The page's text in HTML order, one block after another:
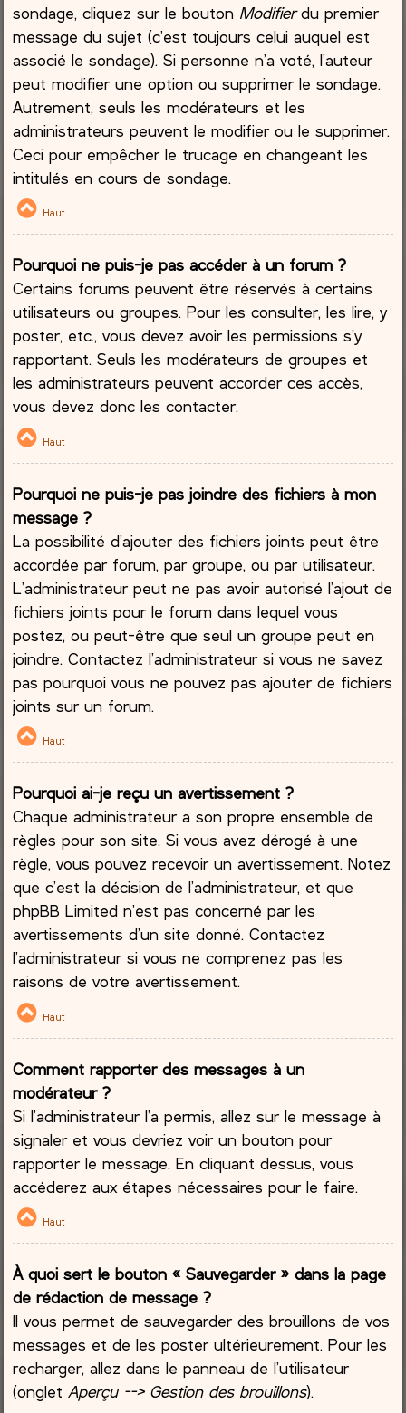
sondage, cliquez sur le bouton Modifierdu premier
message du sujet (c’est toujours celui auquel est
associé le sondage). Si personne n’a voté, l’auteur
peut modifier une option ou supprimer le sondage.
Autrement, seuls les modérateurs et les
administrateurs peuvent le modifier ou le supprimer.
Ceci pour empêcher le trucage en changeant les
intitulés en cours de sondage.
Haut
Pourquoi ne puis-je pas accéder à un forum ?
Certains forums peuvent être réservés à certains
utilisateurs ou groupes. Pour les consulter, les lire, y
poster, etc., vous devez avoir les permissions s’y
rapportant. Seuls les modérateurs de groupes et
les administrateurs peuvent accorder ces accès,
vous devez donc les contacter.
Haut
Pourquoi ne puis-je pas joindre des fichiers à mon
message ?
La possibilité d’ajouter des fichiers joints peut être
accordée par forum, par groupe, ou par utilisateur.
L’administrateur peut ne pas avoir autorisé l’ajout de
fichiers joints pour le forum dans lequel vous
postez, ou peut-être que seul un groupe peut en
joindre. Contactez l’administrateur si vous ne savez
pas pourquoi vous ne pouvez pas ajouter de fichiers
joints sur un forum.
Haut
Pourquoi ai-je reçu un avertissement ?
Chaque administrateur a son propre ensemble de
règles pour son site. Si vous avez dérogé à une
règle, vous pouvez recevoir un avertissement. Notez
que c’est la décision de l’administrateur, et que
phpBB Limited n’est pas concerné par les
avertissements d’un site donné. Contactez
l’administrateur si vous ne comprenez pas les
raisons de votre avertissement.
Haut
Comment rapporter des messages à un
modérateur ?
Si l’administrateur l’a permis, allez sur le message à
signaler et vous devriez voir un bouton pour
rapporter le message. En cliquant dessus, vous
accéderez aux étapes nécessaires pour le faire.
Haut
À quoi sert le bouton « Sauvegarder » dans la page
de rédaction de message ?
Il vous permet de sauvegarder des brouillons de vos
messages et de les poster ultérieurement. Pour les
recharger, allez dans le panneau de l’utilisateur
(ongletAperçu --> Gestion des brouillons).